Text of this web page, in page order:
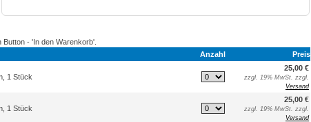
Button - 'In den Warenkorb'.
Anzahl Preis
1 Stück
25,00 €
zzgl. 19% MwSt. zzgl.
Versand
1 Stück
25,00 €
zzgl. 19% MwSt. zzgl.
Versand